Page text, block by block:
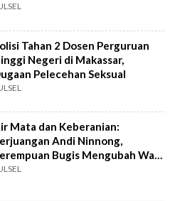
Tahan 2 Dosen Perguruan
Negeri di Makassar,
Pelecehan Seksual
Mata dan Keberanian:
Andi Ninnong,
Bugis Mengubah Wajo
Bagian NKRI